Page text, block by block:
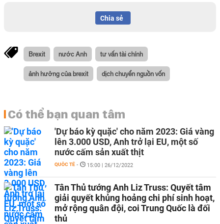
Chia sẻ
Brexit nước Anh tư vấn tài chính
ảnh hưởng của brexit dịch chuyển nguồn vốn
Có thể bạn quan tâm
'Dự báo kỳ quặc' cho năm 2023: Giá vàng
lên 3.000 USD, Anh trở lại EU, một số
nước cấm sản xuất thịt
QUỐC TẾ - 15:00 | 26/12/2022
Tân Thủ tướng Anh Liz Truss: Quyết tâm
giải quyết khủng hoảng chi phí sinh hoạt,
mở rộng quân đội, coi Trung Quốc là đối
thủ